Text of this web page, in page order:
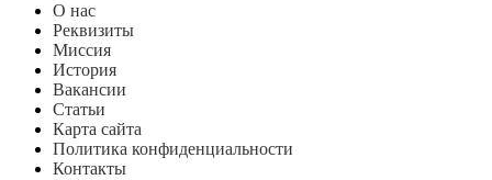
О нас
Реквизиты
Миссия
История
Вакансии
Статьи
Карта сайта
Политика конфиденциальности
Контакты